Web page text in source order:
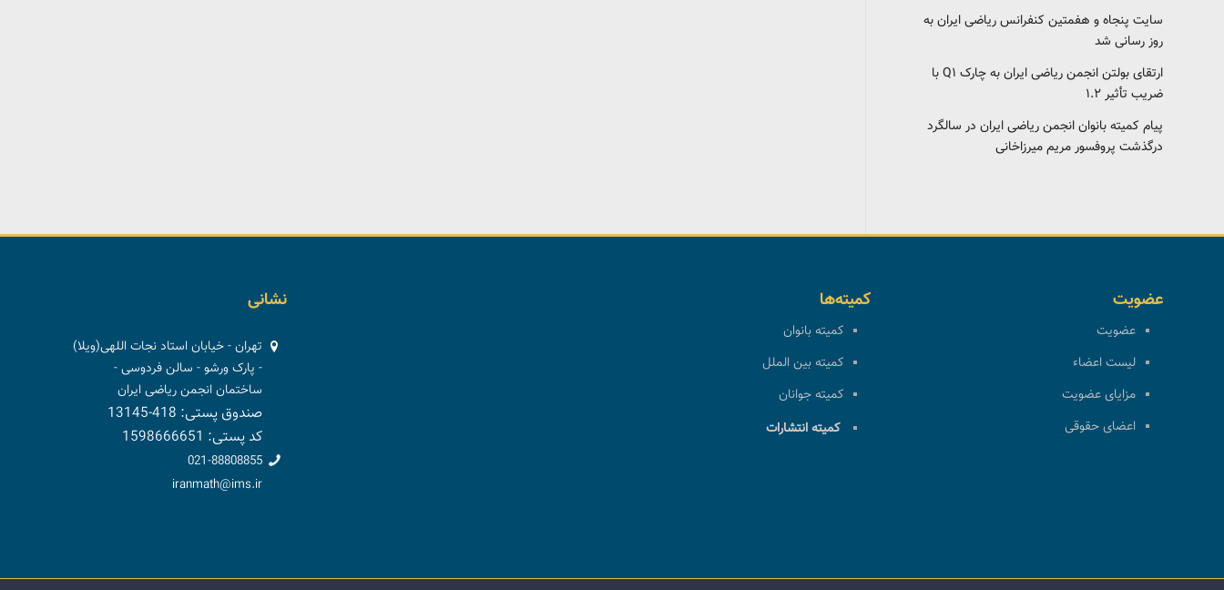
سایت پنجاه و هفمتین کنفرانس ریاضی ایران به
روز رسانی شد
ارتقای بولتن انجمن ریاضی ایران به چارک Q1 با
ضریب تأثیر ۱.۲
پیام کمیته بانوان انجمن ریاضی ایران در سالگرد
درگذشت پروفسور مریم میرزاخانی
عضویت
عضویت
لیست اعضاء
مزایای عضویت
اعضای حقوقی
کمیته‌ها
کمیته بانوان
کمیته بین الملل
کمیته جوانان
کمیته انتشارات
نشانی
تهران - خیابان استاد نجات اللهی(ویلا)
- پارک ورشو - سالن فردوسی -
ساختمان انجمن ریاضی ایران
صندوق پستی: 418-13145
کد پستی: 1598666651
021-88808855
iranmath@ims.ir